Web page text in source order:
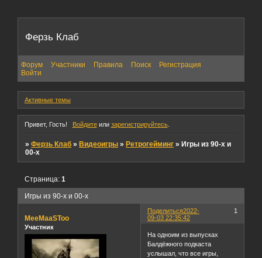
Ферзь Клаб
Форум Участники Правила Поиск
Регистрация
Войти
Активные темы
Привет, Гость! Войдитеили зарегистрируйтесь.
»Ферзь Клаб »Видеоигры »Ретрогейминг »Игры из 90-х и
00-х
Игры из 90-х и 00-х
Страница:1
Поделиться 1
2022-
09-03 22:35:42
MeeMaaSToo
Участник
На одноим из выпусках
Балдёжного подкаста
услышал, что все игры,